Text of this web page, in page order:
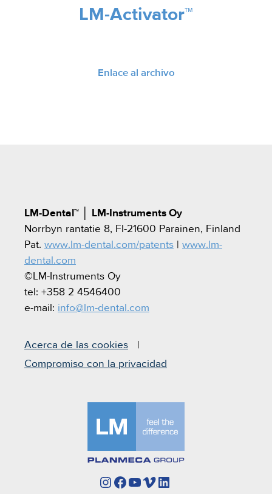
LM-Activator™
Enlace al archivo
LM-Dental™
LM-Instruments Oy
Norrbyn rantatie 8, FI-21600 Parainen, Finland
Pat. www.lm-dental.com/patents
www.lm-
dental.com
©LM-Instruments Oy
tel: +358 2 4546400
e-mail: info@lm-dental.com
Acerca de las cookies
Compromiso con la privacidad
Instagram
Facebook
YouTube
Vimeo
LinkedIn